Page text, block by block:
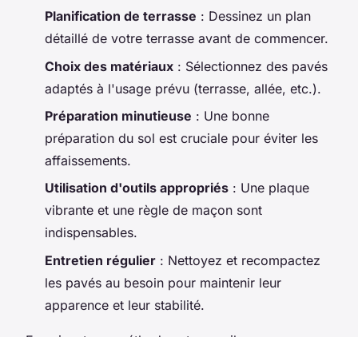
Planification de terrasse : Dessinez un plan
détaillé de votre terrasse avant de commencer.
Choix des matériaux : Sélectionnez des pavés
adaptés à l'usage prévu (terrasse, allée, etc.).
Préparation minutieuse : Une bonne
préparation du sol est cruciale pour éviter les
affaissements.
Utilisation d'outils appropriés : Une plaque
vibrante et une règle de maçon sont
indispensables.
Entretien régulier : Nettoyez et recompactez
les pavés au besoin pour maintenir leur
apparence et leur stabilité.